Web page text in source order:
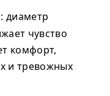
: диаметр
чувство
комфорт,
и тревожных